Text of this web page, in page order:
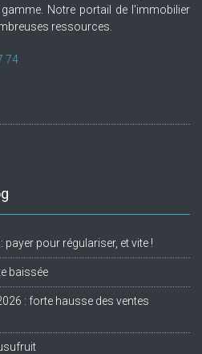
Notre portail de l'immobilier
ressources.
74
payer pour régulariser, et vite !
baissée
: forte hausse des ventes